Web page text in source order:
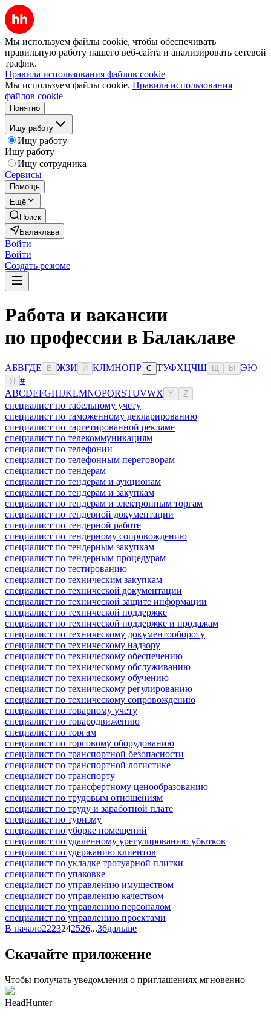
Мы используем файлы cookie, чтобы обеспечивать
правильную работу нашего веб-сайта и анализировать сетевой
трафик.
Правила использования файлов cookie
Мы используем файлы cookie. Правила использования
файлов cookie
Понятно
Ищу работу
Ищу работу
Ищу работу
Ищу сотрудника
Сервисы
Помощь
Ещё
Поиск
Балаклава
Войти
Войти
Создать резюме
Работа и вакансии
по профессии в Балаклаве
АБВГДЕ Ё ЖЗИ Й КЛМНОПР С ТУФХЦЧШ Ы ЭЮ
Я
#
ABCDEFGHIJKLMNOPQRSTUVWX Y Z
специалист по табельному учету
специалист по таможенному декларированию
специалист по таргетированной рекламе
специалист по телекоммуникациям
специалист по телефонии
специалист по телефонным переговорам
специалист по тендерам
специалист по тендерам и аукционам
специалист по тендерам и закупкам
специалист по тендерам и электронным торгам
специалист по тендерной документации
специалист по тендерной работе
специалист по тендерному сопровождению
специалист по тендерным закупкам
специалист по тендерным процедурам
специалист по тестированию
специалист по техническим закупкам
специалист по технической документации
специалист по технической защите информации
специалист по технической поддержке
специалист по технической поддержке и продажам
специалист по техническому документообороту
специалист по техническому надзору
специалист по техническому обеспечению
специалист по техническому обслуживанию
специалист по техническому обучению
специалист по техническому регулированию
специалист по техническому сопровождению
специалист по товарному учету
специалист по товародвижению
специалист по торгам
специалист по торговому оборудованию
специалист по транспортной безопасности
специалист по транспортной логистике
специалист по транспорту
специалист по трансфертному ценообразованию
специалист по трудовым отношениям
специалист по труду и заработной плате
специалист по туризму
специалист по уборке помещений
специалист по удаленному урегулированию убытков
специалист по удержанию клиентов
специалист по укладке тротуарной плитки
специалист по упаковке
специалист по управлению имуществом
специалист по управлению качеством
специалист по управлению персоналом
специалист по управлению проектами
В начало2223242526...36дальше
Скачайте приложение
Чтобы получать уведомления о приглашениях мгновенно
HeadHunter